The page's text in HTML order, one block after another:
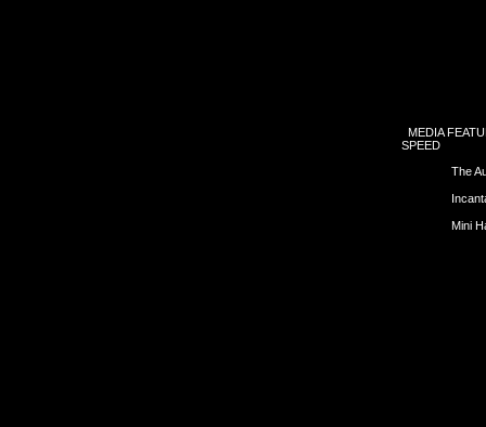
MEDIA
SPEED
The
Mini